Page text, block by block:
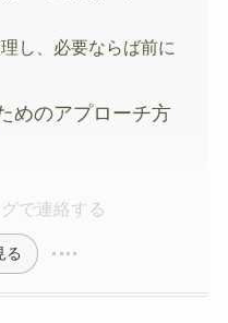
し、必要ならば前に
めのアプローチ方
で連絡する
る